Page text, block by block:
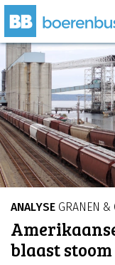
ANALYSE GRANEN &
blaast